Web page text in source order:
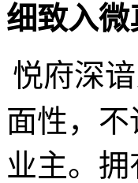
细致入微
悦府深
面性，
业主。拥